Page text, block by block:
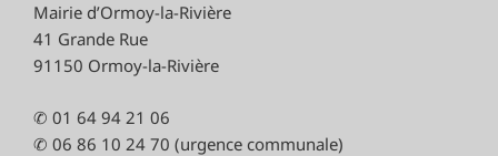
Mairie d’Ormoy-la-Rivière
41 Grande Rue
91150 Ormoy-la-Rivière
✆ 01 64 94 21 06
✆ 06 86 10 24 70 (urgence communale)